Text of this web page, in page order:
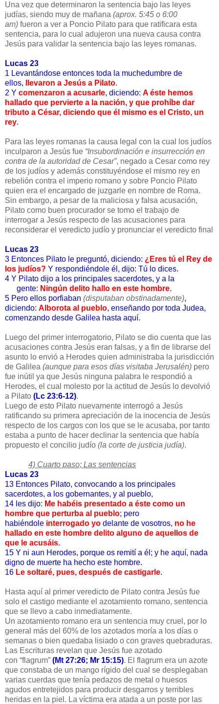
Una vez que determinaron la sentencia bajo las leyes
judías, siendo muy de mañana (aprox. 5:45 o 6:00
am) fueron a ver a Poncio Pilato para que ratificara esta
sentencia, para lo cual adujeron una nueva causa contra
Jesús para validar la sentencia bajo las leyes romanas.
Lucas 23
1 Levantándose entonces toda la muchedumbre de
ellos,
llevaron a Jesús a Pilato.
2 Y comenzaron a acusarle, diciendo: A éste hemos
hallado que pervierte a la nación, y que prohíbe dar
tributo a César, diciendo que él mismo es el Cristo, un
rey.
Para las leyes romanas la causa legal con la cual los judíos
inculparon a Jesús fue “Insubordinación e insurrección en
contra de la autoridad de Cesar”, negado a Cesar como rey
de los judíos y además constituyéndose el mismo rey en
rebelión contra el imperio romano y sobre Poncio Pilato
quien era el encargado de juzgarle en nombre de Roma.
Sin embargo, a pesar de la maliciosa y falsa acusación,
Pilato como buen procurador se tomo el trabajo de
interrogar a Jesús respecto de las acusaciones para
reconsiderar el veredicto judío y pronunciar el veredicto final
Lucas 23
3 Entonces Pilato le preguntó, diciendo: ¿Eres tú el Rey de
los judíos? Y respondiéndole él, dijo: Tú lo dices.
4 Y Pilato dijo a los principales sacerdotes, y a la
gente: Ningún delito hallo en este hombre.
5 Pero ellos porfiaban (disputaban obstinadamente),
diciendo: Alborota al pueblo, enseñando por toda Judea,
comenzando desde Galilea hasta aquí.
Luego del primer interrogatorio, Pilato se dio cuenta que las
acusaciones contra Jesús eran falsas, y a fin de librarse del
asunto lo envió a Herodes quien administraba la jurisdicción
de Galilea (aunque para esos días visitaba Jerusalén) pero
fue inútil ya que Jesús ninguna palabra le respondió a
Herodes, el cual molesto por la actitud de Jesús lo devolvió
a Pilato (Lc 23:6-12).
Luego de esto Pilato nuevamente interrogó a Jesús
ratificando su primera apreciación de la inocencia de Jesús
respecto de los cargos con los que se le acusaba, por tanto
estaba a punto de hacer declinar la sentencia que había
propuesto el concilio judío (la corte de justicia judía).
4) Cuarto paso; Las sentencias
Lucas 23
13 Entonces Pilato, convocando a los principales
sacerdotes, a los gobernantes, y al pueblo,
14 les dijo: Me habéis presentado a éste como un
hombre que perturba al pueblo; pero
habiéndole interrogado yo delante de vosotros, no he
hallado en este hombre delito alguno de aquellos de
que le acusáis.
15 Y ni aun Herodes, porque os remití a él; y he aquí, nada
digno de muerte ha hecho este hombre.
16 Le soltaré, pues, después de castigarle.
Hasta aquí al primer veredicto de Pilato contra Jesús fue
solo el castigo mediante el azotamiento romano, sentencia
que se llevo a cabo inmediatamente.
Un azotamiento romano era un sentencia muy cruel, por lo
general más del 60% de los azotados moría a los días o
semanas o bien quedaba lisiado o con graves quebraduras.
Las Escrituras revelan que Jesús fue azotado
con “flagrum” (Mt 27:26; Mr 15:15). El flagrum era un azote
que constaba de un mango rígido del cual se desplegaban
varias cuerdas que tenía pedazos de metal o huesos
agudos entretejidos para producir desgarros y terribles
heridas en la piel. La víctima era atada a un poste por las